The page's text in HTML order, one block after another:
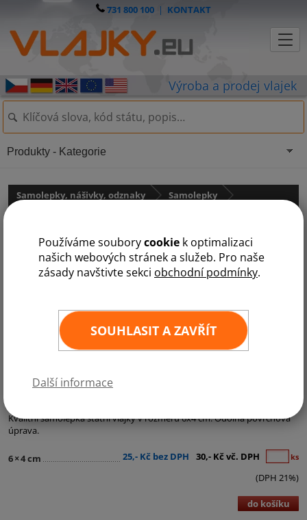
Používáme souborycookie k optimalizaci
našich webových stránek a služeb. Pro naše
zásady navštivte sekci obchodní podmínky.
SOUHLASIT A ZAVŘÍT
Další informace
731 800 100 | KONTAKT
Samolepky, nášivky, odznaky
Samolepky
Samolepka - vlajka Rumunsko
Kategorie:Samolepky - státní vlajky
Kvalitní samolepka státní vlajky v rozměru 6x4 cm. Odolná povrchová
úprava.
6×4 cm 25,- Kč bez DPH 30,- Kč vč. DPH ks
(DPH 21%)
do košíku
Produkty - Kategorie